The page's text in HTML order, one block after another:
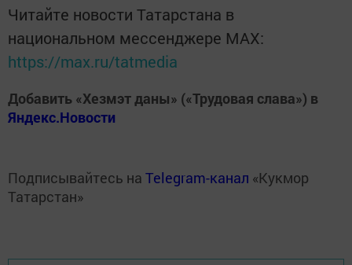
Читайте новости Татарстана в
национальном мессенджере MАХ:
https://max.ru/tatmedia
Добавить «Хезмэт даны» («Трудовая слава») в
Яндекс.Новости
Подписывайтесь на Telegram-канал «Кукмор
Татарстан»